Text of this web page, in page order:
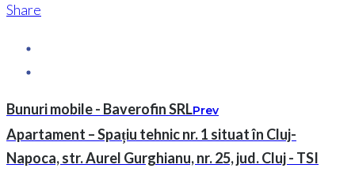
Share
Bunuri mobile - Baverofin SRLPrev
Apartament – Spațiu tehnic nr. 1 situat în Cluj-
Napoca, str. Aurel Gurghianu, nr. 25, jud. Cluj - TSI